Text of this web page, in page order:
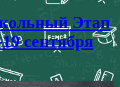
Этап
сентября